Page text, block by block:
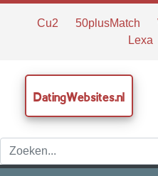
Cu2 50plusMatch
Lexa
DatingWebsites.nl